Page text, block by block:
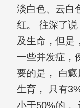
淡白色、云白
红。 往深了
及生命，但是
一些并发症，
要的是， 白
生育， 只有
小于50%的，